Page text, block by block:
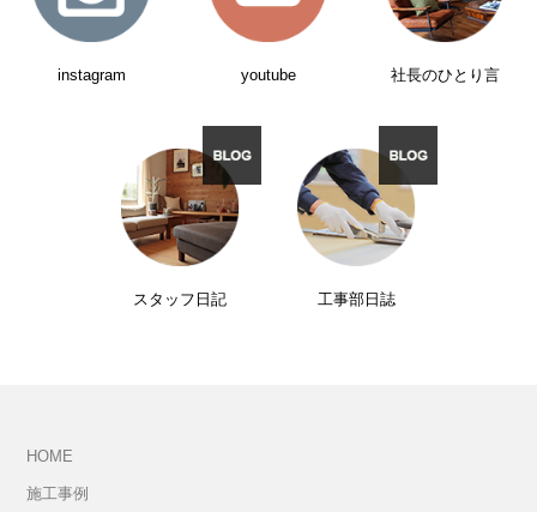
instagram youtube 社長のひとり言
スタッフ日記 工事部日誌
HOME
施工事例